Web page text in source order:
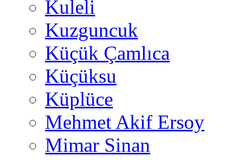
Kuleli
Kuzguncuk
Küçük Çamlıca
Küçüksu
Küplüce
Mehmet Akif Ersoy
Mimar Sinan